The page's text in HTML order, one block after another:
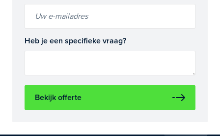
Heb je een specifieke vraag?
Bekijk offerte